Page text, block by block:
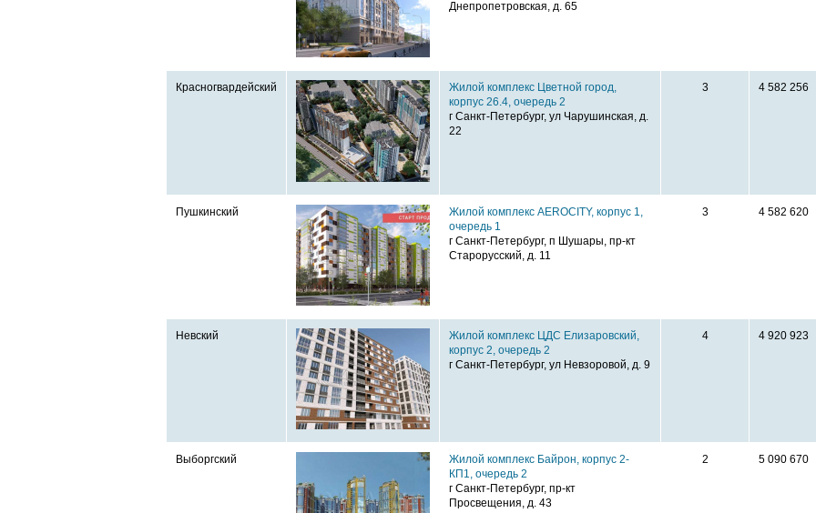
Днепропетровская, д. 65
Красногвардейский
Жилой комплекс Цветной город,
корпус 26.4, очередь 2
г Санкт-Петербург, ул Чарушинская, д.
22
3 4 582 256
Пушкинский
Жилой комплекс AEROCITY, корпус 1,
очередь 1
г Санкт-Петербург, п Шушары, пр-кт
Старорусский, д. 11
3 4 582 620
Невский
Жилой комплекс ЦДС Елизаровский,
корпус 2, очередь 2
г Санкт-Петербург, ул Невзоровой, д. 9
4 4 920 923
Выборгский
Жилой комплекс Байрон, корпус 2-
КП1, очередь 2
г Санкт-Петербург, пр-кт
Просвещения, д. 43
2 5 090 670